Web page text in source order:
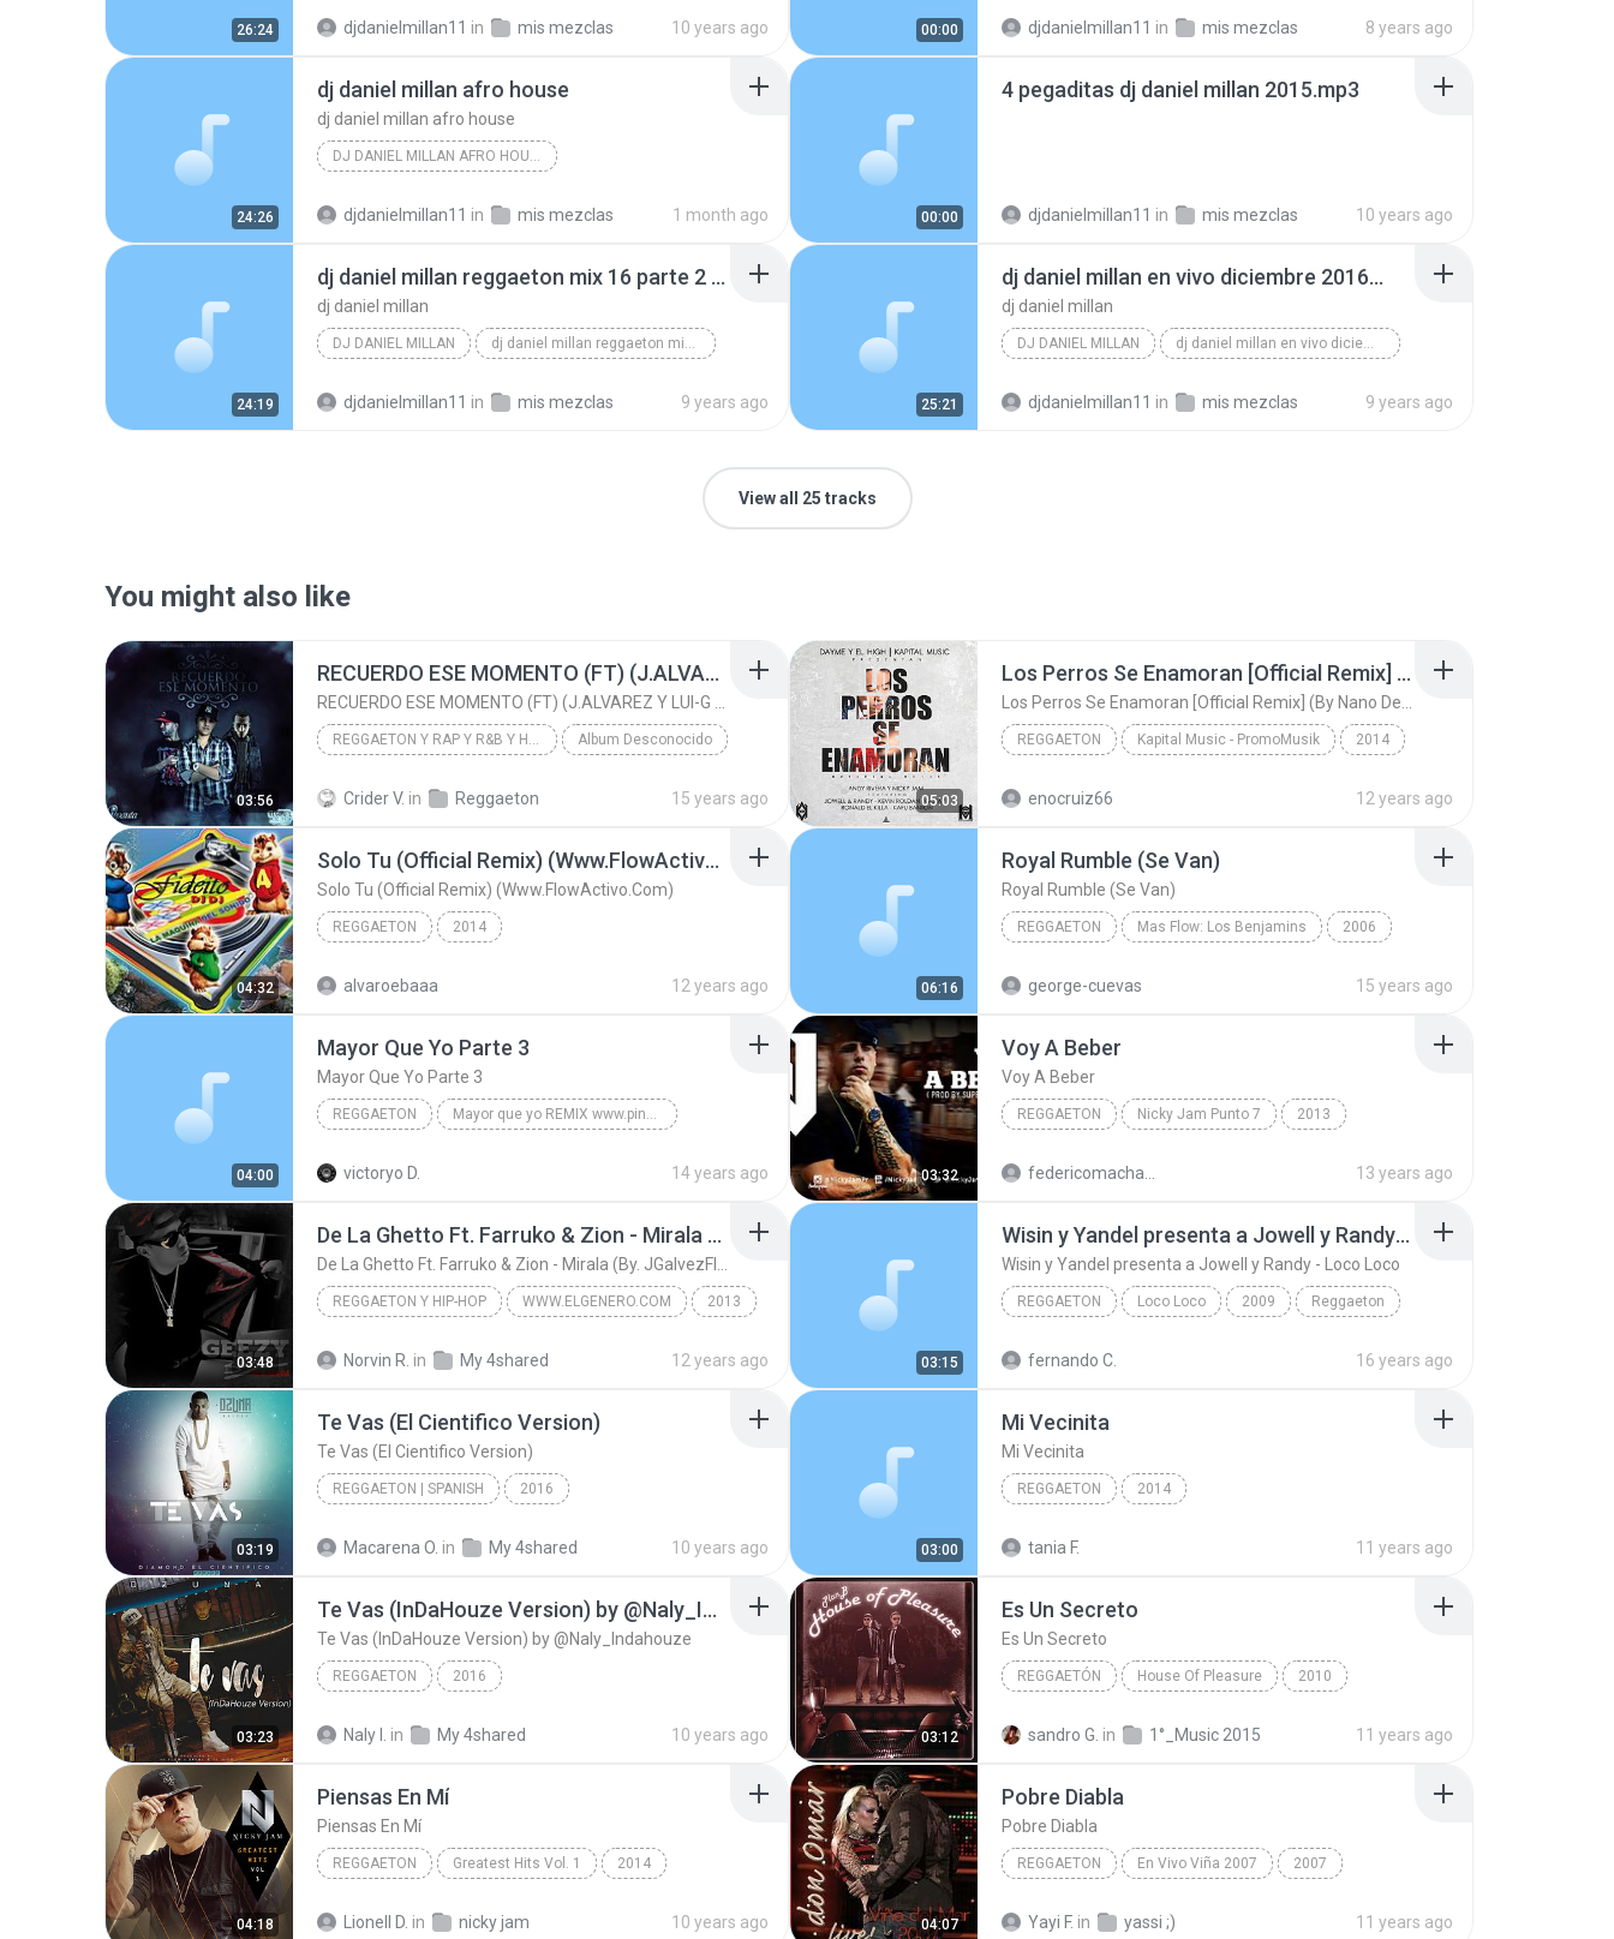
26:24 djdanielmillan11 in mis mezclas 10 years ago 00:00 djdanielmillan11 in mis mezclas 8 years ago
24:26
dj daniel millan afro house
dj daniel millan afro house
DJ DANIEL MILLAN AFRO HOUSE
djdanielmillan11 in mis mezclas 1 month ago 00:00
4 pegaditas dj daniel millan 2015.mp3
djdanielmillan11 in mis mezclas 10 years ago
24:19
dj daniel millan reggaeton mix 16 parte 2 en vivo
dj daniel millan
DJ DANIEL MILLAN dj daniel millan reggaeton mix 16 parte 2 en vivo
djdanielmillan11 in mis mezclas 9 years ago 25:21
dj daniel millan en vivo diciembre 2016...
dj daniel millan
DJ DANIEL MILLAN dj daniel millan en vivo diciembre 2016...
djdanielmillan11 in mis mezclas 9 years ago
View all 25 tracks
You might also like
03:56
RECUERDO ESE MOMENTO (FT) (J.ALVAREZ Y LUI-G 21 PLUS)
REGGAETON Y RAP Y R&B Y HIP HOP Album Desconocido
Crider V. in Reggaeton 15 years ago 05:03
Los Perros Se Enamoran [Official Remix] (By Nano De La Geezy & Harold Pauta) (Www.FlowHoT.NeT)
REGGAETON Kapital Music - PromoMusik 2014
enocruiz66 12 years ago
04:32
Solo Tu (Official Remix) (Www.FlowActivo.Com)
Solo Tu (Official Remix) (Www.FlowActivo.Com)
REGGAETON 2014
alvaroebaaa 12 years ago 06:16
Royal Rumble (Se Van)
Royal Rumble (Se Van)
REGGAETON Mas Flow: Los Benjamins 2006
george-cuevas 15 years ago
04:00
Mayor Que Yo Parte 3
Mayor Que Yo Parte 3
REGGAETON Mayor que yo REMIX www.pinarecords.net Released by Omar Pina
victoryo D. 14 years ago 03:32
Voy A Beber
Voy A Beber
REGGAETON Nicky Jam Punto 7 2013
13 years ago
03:48
De La Ghetto Ft. Farruko & Zion - Mirala (By. JGalvezFlow)
REGGAETON Y HIP-HOP WWW.ELGENERO.COM 2013
Norvin R. in My 4shared 12 years ago 03:15
Wisin y Yandel presenta a Jowell y Randy - Loco Loco
Wisin y Yandel presenta a Jowell y Randy - Loco Loco
REGGAETON Loco Loco 2009 Reggaeton
fernando C. 16 years ago
03:19
Te Vas (El Cientifico Version)
Te Vas (El Cientifico Version)
REGGAETON | SPANISH 2016
Macarena O. in My 4shared 10 years ago 03:00
Mi Vecinita
Mi Vecinita
REGGAETON 2014
tania F. 11 years ago
03:23
Te Vas (InDaHouze Version) by @Naly_Indahouze
Te Vas (InDaHouze Version) by @Naly_Indahouze
REGGAETON 2016
Naly I. in My 4shared 10 years ago 03:12
Es Un Secreto
Es Un Secreto
REGGAETÓN House Of Pleasure 2010
sandro G. in 1°_Music 2015 11 years ago
04:18
Piensas En Mí
Piensas En Mí
REGGAETON Greatest Hits Vol. 1 2014
Lionell D. in nicky jam 10 years ago 04:07
Pobre Diabla
Pobre Diabla
REGGAETON En Vivo Viña 2007 2007
Yayi F. in yassi ;) 11 years ago